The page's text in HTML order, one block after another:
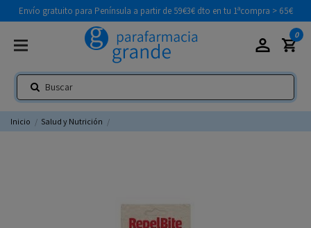
Envío gratuito para Península a partir de 59€3€ dto en tu 1ªcompra > 65€
0
Inicio Salud y Nutrición